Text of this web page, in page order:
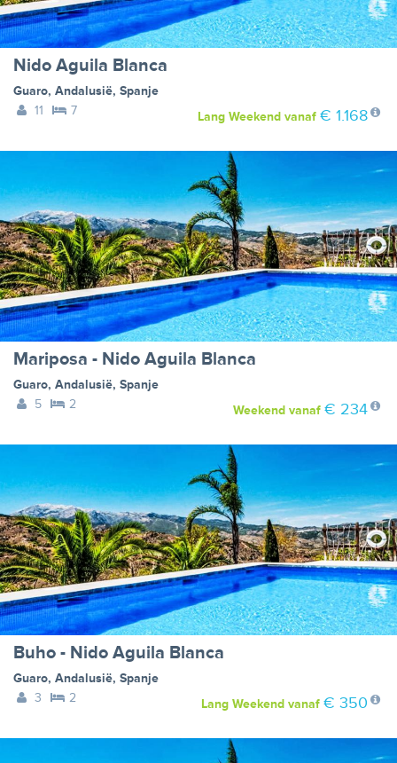
Nido Aguila Blanca
Guaro, Andalusië, Spanje
11
7 Lang Weekendvanaf € 1.168
Mariposa - Nido Aguila Blanca
Guaro, Andalusië, Spanje
5
2 Weekendvanaf € 234
Buho - Nido Aguila Blanca
Guaro, Andalusië, Spanje
3
2 Lang Weekendvanaf € 350